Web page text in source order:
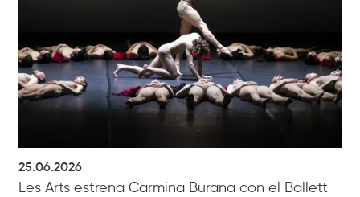
25.06.2026
Les Arts estrena Carmina Burana con el Ballett